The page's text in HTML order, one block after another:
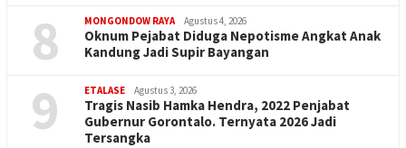
8 MONGONDOW RAYA Agustus 4, 2026
Oknum Pejabat Diduga Nepotisme Angkat Anak
Kandung Jadi Supir Bayangan
9 ETALASE Agustus 3, 2026
Tragis Nasib Hamka Hendra, 2022 Penjabat
Gubernur Gorontalo. Ternyata 2026 Jadi
Tersangka